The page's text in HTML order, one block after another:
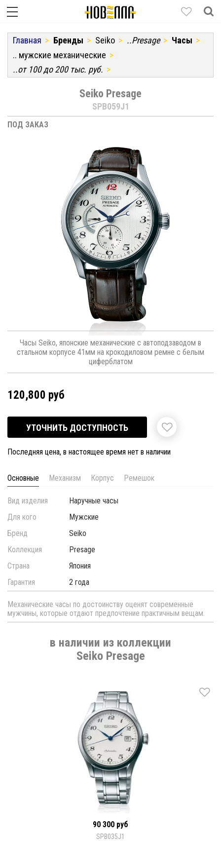
Главная Бренды Seiko ..Presage
Часы
.. мужские механические
..от 100 до 200 тыс. руб.
Seiko Presage
SPB059J1
ПОД ЗАКАЗ
Часы Seiko, японские механические с автоподзаводом в
стальном корпусе 41мм на крокодиловом ремне с белым
циферблатом
120,800 руб
УТОЧНИТЬ ДОСТУПНОСТЬ
Последняя цена, в настоящее время нет в наличии
Основные Механизм Корпус Ремешок
Вид изделия
Наручные часы
Для кого
Мужские
Бренд
Seiko
Коллекция
Presage
Страна
Япония
Гарантия
2 года
Механические часы по достоинству оценят современные
мужчины, которые отдают предпочтение практичным вещам.
в наличии из коллекции
Seiko Presage
90 300 руб
SPB035J1